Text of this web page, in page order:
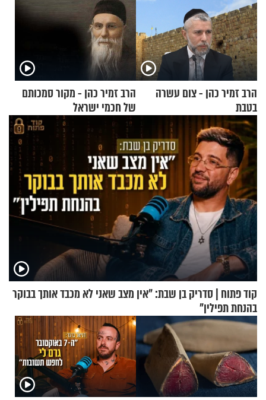
הרב זמיר כהן - צום עשרה
בטבת
הרב זמיר כהן - מקור סמכותם
של חכמי ישראל
קוד פתוח | סדריק בן שבת: "אין מצב שאני לא מכבד אותך בבוקר
בהנחת תפילין"